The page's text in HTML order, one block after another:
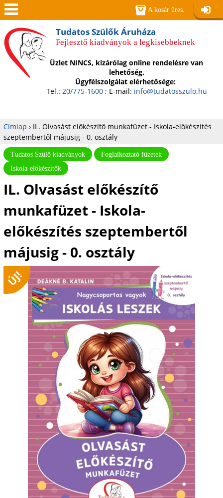
Jump to navigation
Tudatos Szülők Áruháza
Fejlesztő kiadványok a legkisebbeknek
Üzlet NINCS, kizárólag online rendelésre van
lehetőség.
Ügyfélszolgálat elérhetősége:
Tel.: 20/775-1600; E-mail: info@tudatosszulo.hu
Jelenlegi
hely
Címlap › IL. Olvasást előkészítő munkafüzet - Iskola-előkészítés
szeptembertől májusig - 0. osztály
Tudatos Szülő kiadványok
Foglalkoztató füzetek
Iskola-előkészítők
IL. Olvasást előkészítő
munkafüzet - Iskola-
előkészítés szeptembertől
májusig - 0. osztály
ÚJ!
A kosár üres.
Men
ü